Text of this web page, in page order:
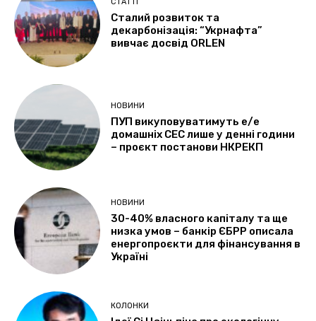
СТАТТІ
Сталий розвиток та
декарбонізація: “Укрнафта”
вивчає досвід ORLEN
НОВИНИ
ПУП викуповуватимуть е/е
домашніх СЕС лише у денні години
– проєкт постанови НКРЕКП
НОВИНИ
30-40% власного капіталу та ще
низка умов – банкір ЄБРР описала
енергопроєкти для фінансування в
Україні
КОЛОНКИ